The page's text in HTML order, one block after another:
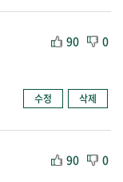
90
0
수정 삭제
90
0